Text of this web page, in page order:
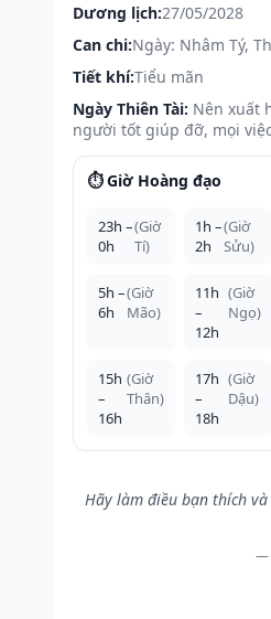
Dương lịch:27/05/2028
Can chi:Ngày: Nhâm Tý,
Tiết khí:Tiểu mãn
Ngày Thiên Tài: Nên xuất
người tốt giúp đỡ, mọi
⏱️ Giờ Hoàng đạo
23h –
0h
(Giờ
Tí)
1h –
2h
(Giờ
Sửu)
5h –
6h
(Giờ
Mão)
11h
–
12h
(Giờ
Ngọ)
15h
–
16h
(Giờ
Thân)
17h
–
18h
(Giờ
Dậu)
Hãy làm điều bạn thích
—